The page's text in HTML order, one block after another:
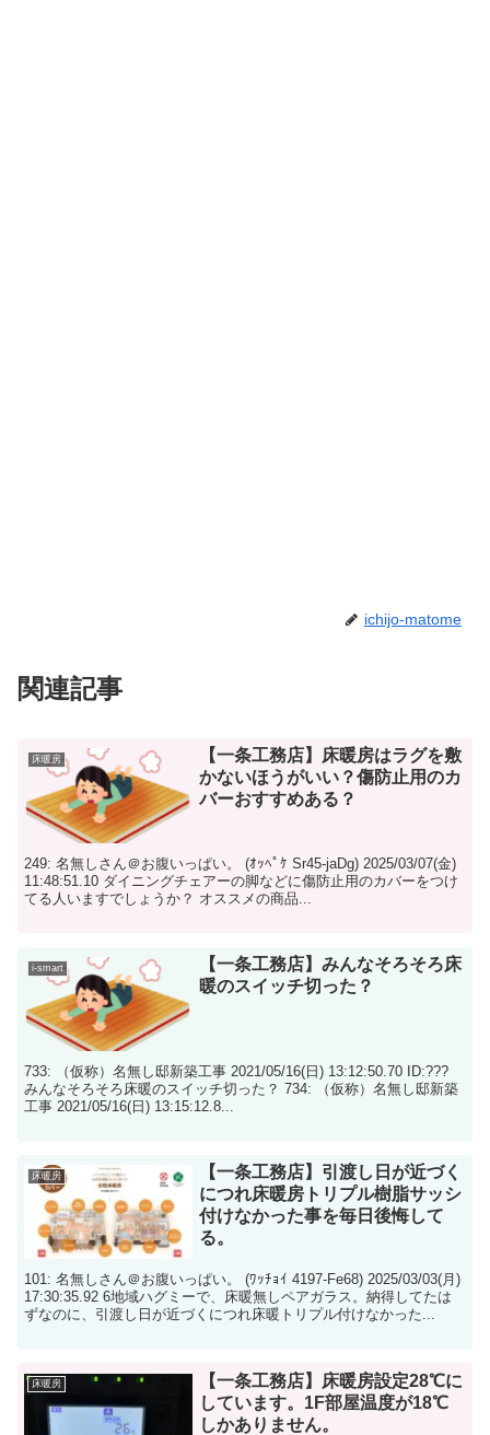
ichijo-matome
関連記事
床暖房
【一条工務店】床暖房はラグを敷
かないほうがいい？傷防止用のカ
バーおすすめある？
249: 名無しさん＠お腹いっぱい。 (ｵｯﾍﾟｹ Sr45-jaDg) 2025/03/07(金)
11:48:51.10 ダイニングチェアーの脚などに傷防止用のカバーをつけ
てる人いますでしょうか？ オススメの商品...
i-smart
【一条工務店】みんなそろそろ床
暖のスイッチ切った？
733: （仮称）名無し邸新築工事 2021/05/16(日) 13:12:50.70 ID:???
みんなそろそろ床暖のスイッチ切った？ 734: （仮称）名無し邸新築
工事 2021/05/16(日) 13:15:12.8...
床暖房
【一条工務店】引渡し日が近づく
につれ床暖房トリプル樹脂サッシ
付けなかった事を毎日後悔して
る。
101: 名無しさん＠お腹いっぱい。 (ﾜｯﾁｮｲ 4197-Fe68) 2025/03/03(月)
17:30:35.92 6地域ハグミーで、床暖無しペアガラス。納得してたは
ずなのに、引渡し日が近づくにつれ床暖トリプル付けなかった...
床暖房
【一条工務店】床暖房設定28℃に
しています。1F部屋温度が18℃
しかありません。